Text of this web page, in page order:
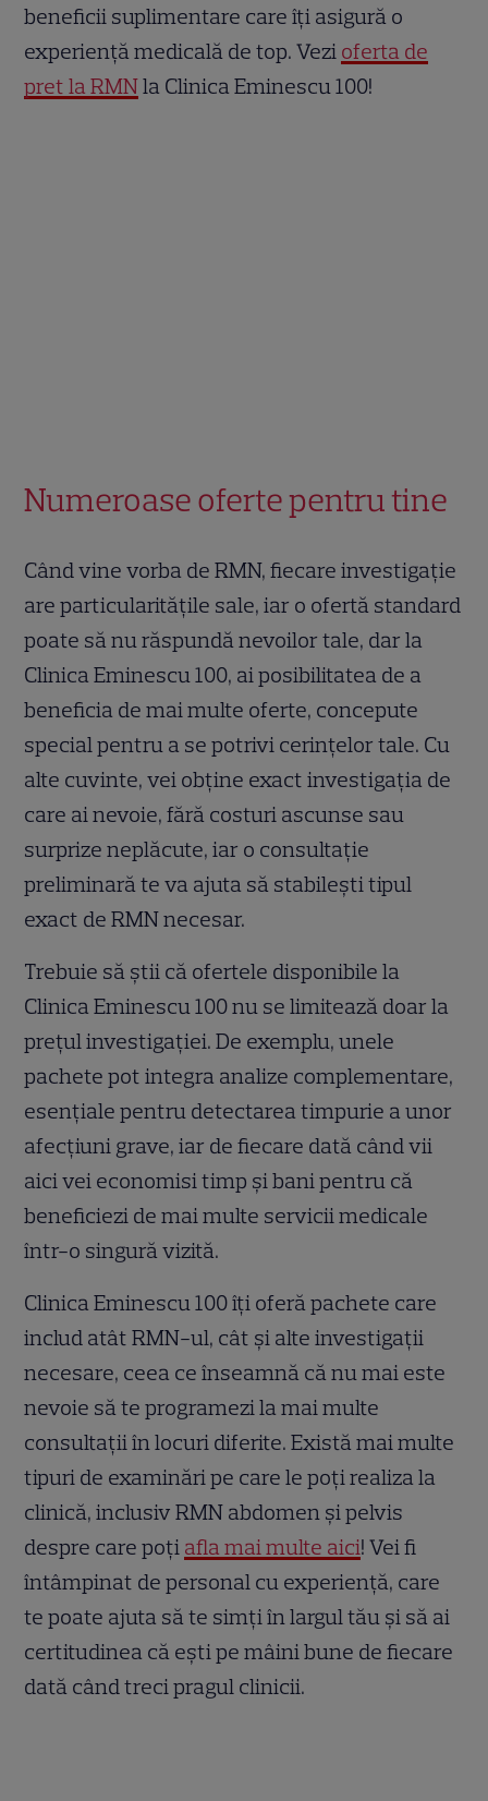
beneficii suplimentare care îți asigură o
experiență medicală de top. Vezi oferta de
pret la RMNla Clinica Eminescu 100!
Numeroase oferte pentru tine
Când vine vorba de RMN, fiecare investigație
are particularitățile sale, iar o ofertă standard
poate să nu răspundă nevoilor tale, dar la
Clinica Eminescu 100, ai posibilitatea de a
beneficia de mai multe oferte, concepute
special pentru a se potrivi cerințelor tale. Cu
alte cuvinte, vei obține exact investigația de
care ai nevoie, fără costuri ascunse sau
surprize neplăcute, iar o consultație
preliminară te va ajuta să stabilești tipul
exact de RMN necesar.
Trebuie să știi că ofertele disponibile la
Clinica Eminescu 100 nu se limitează doar la
prețul investigației. De exemplu, unele
pachete pot integra analize complementare,
esențiale pentru detectarea timpurie a unor
afecțiuni grave, iar de fiecare dată când vii
aici vei economisi timp și bani pentru că
beneficiezi de mai multe servicii medicale
într-o singură vizită.
Clinica Eminescu 100 îți oferă pachete care
includ atât RMN-ul, cât și alte investigații
necesare, ceea ce înseamnă că nu mai este
nevoie să te programezi la mai multe
consultații în locuri diferite. Există mai multe
tipuri de examinări pe care le poți realiza la
clinică, inclusiv RMN abdomen și pelvis
despre care poți afla mai multe aici! Vei fi
întâmpinat de personal cu experiență, care
te poate ajuta să te simți în largul tău și să ai
certitudinea că ești pe mâini bune de fiecare
dată când treci pragul clinicii.